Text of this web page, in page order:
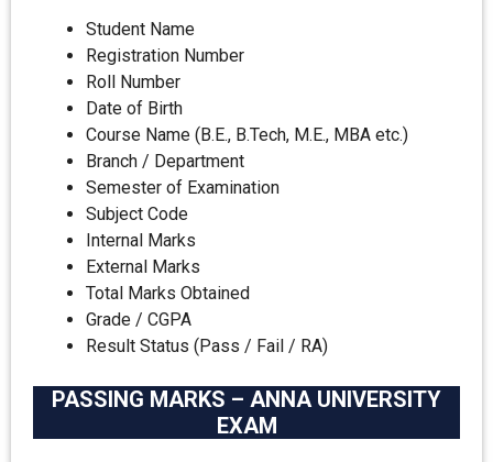
Student Name
Registration Number
Roll Number
Date of Birth
Course Name (B.E., B.Tech, M.E., MBA etc.)
Branch / Department
Semester of Examination
Subject Code
Internal Marks
External Marks
Total Marks Obtained
Grade / CGPA
Result Status (Pass / Fail / RA)
PASSING MARKS – ANNA UNIVERSITY
EXAM